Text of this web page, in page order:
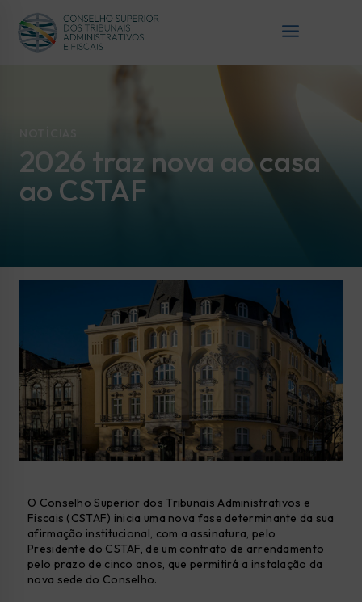
2026 traz nova ao casa
ao CSTAF
O Conselho Superior dos Tribunais Administrativos e
Fiscais (CSTAF) inicia uma nova fase determinante da sua
afirmação institucional, com a assinatura, pelo
Presidente do CSTAF, de um contrato de arrendamento
pelo prazo de cinco anos, que permitirá a instalação da
nova sede do Conselho.